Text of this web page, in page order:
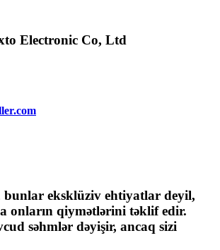
Electronic Co, Ltd
bunlar eksklüziv ehtiyatlar deyil,
onların qiymətlərini təklif edir.
səhmlər dəyişir, ancaq sizi